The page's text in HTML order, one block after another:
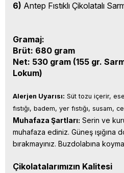
6) Antep Fıstıklı Çikolatalı
Gramaj:
Brüt: 680 gram
Net: 530 gram (155 gr.
Lokum)
Alerjen Uyarısı: Süt tozu içerir,
fıstığı, badem, yer fıstığı, susam,
Muhafaza Şartları: Serin ve
muhafaza ediniz. Güneş ışığına
bırakmayınız. Buzdolabına
Çikolatalarımızın Kalitesi